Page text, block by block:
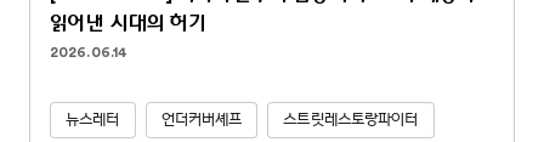
읽어낸 시대의 허기
2026.06.14
뉴스레터 언더커버셰프 스트릿레스토랑파이터